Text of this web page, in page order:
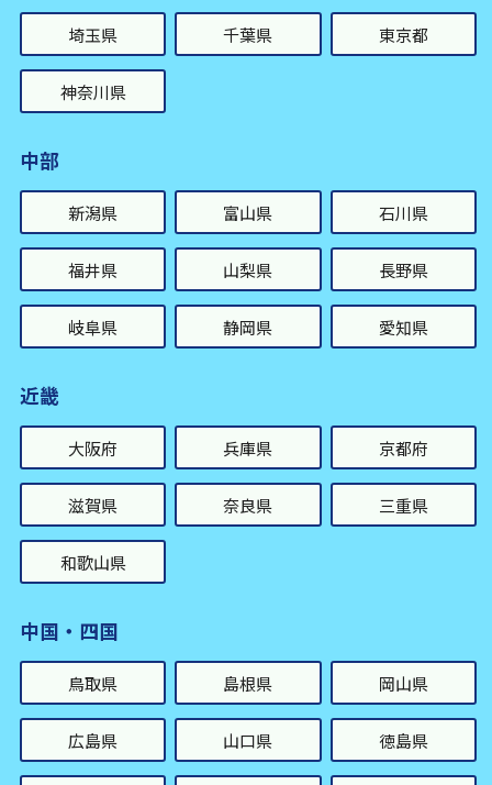
埼玉県 千葉県 東京都
神奈川県
中部
新潟県 富山県 石川県
福井県 山梨県 長野県
岐阜県 静岡県 愛知県
近畿
大阪府 兵庫県 京都府
滋賀県 奈良県 三重県
和歌山県
中国・四国
鳥取県 島根県 岡山県
広島県 山口県 徳島県